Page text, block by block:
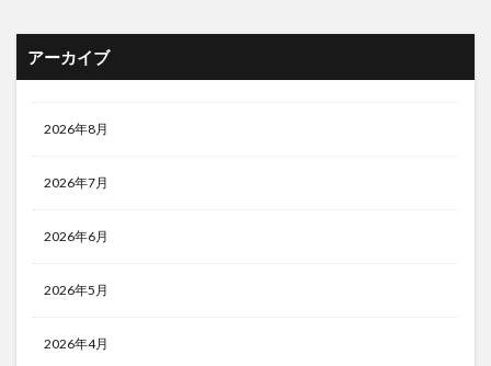
アーカイブ
2026年8月
2026年7月
2026年6月
2026年5月
2026年4月